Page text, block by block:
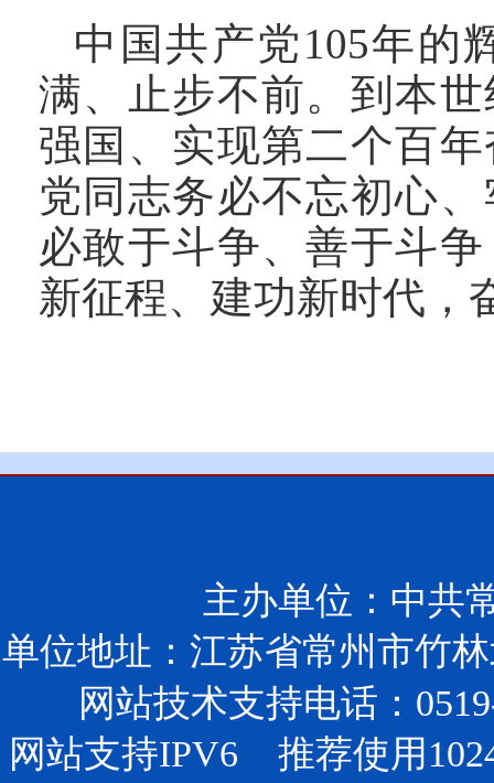
中国共产党105年的
满、止步不前。到本
强国、实现第二个百
党同志务必不忘初心
必敢于斗争、善于斗
新征程、建功新时代，
主办单位：中共
单位地址：江苏省常州市竹
网站技术支持电话：
网站支持IPV6 推荐使用